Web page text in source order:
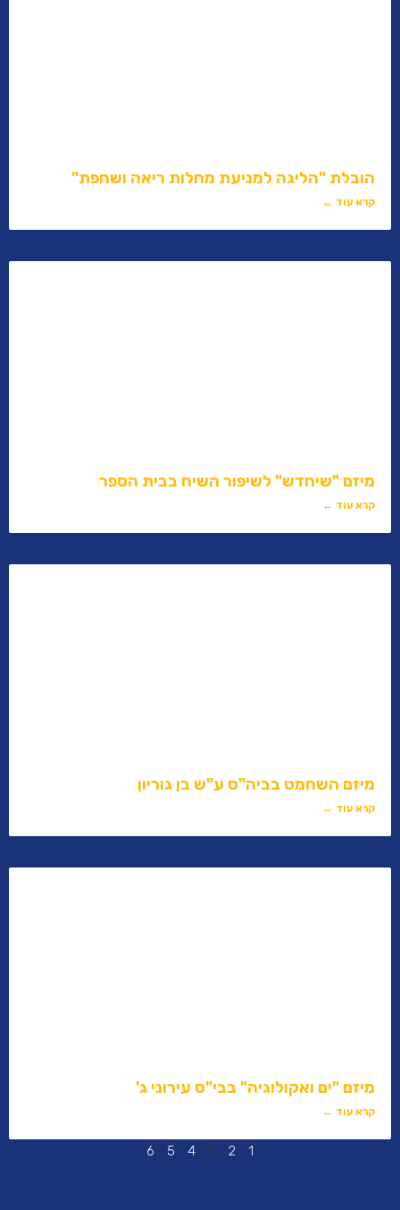
הובלת "הליגה למניעת מחלות ריאה ושחפת"
קרא עוד ←
מיזם "שיחדש" לשיפור השיח בבית הספר
קרא עוד ←
מיזם השחמט בביה"ס ע"ש בן גוריון
קרא עוד ←
מיזם "ים ואקולוגיה" בבי"ס עירוני ג'
קרא עוד ←
4